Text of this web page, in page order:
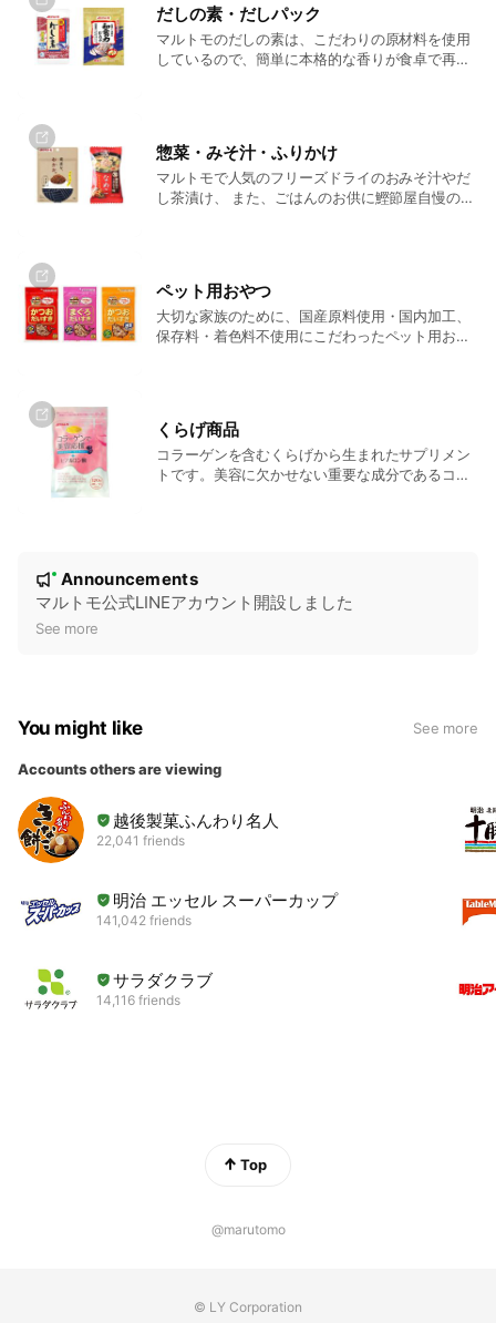
は、1週間で使い切りやすい量に設
計されております。製氷皿1杯分で
フリージングに適しています。
だしの素・だしパック
マルトモのだしの素は、こだわりの原材料を使用
しているので、簡単に本格的な香りが食卓で再現
惣菜・みそ汁・ふりかけ
マルトモで人気のフリーズドライのおみそ汁やだ
し茶漬け、 また、ごはんのお供に鰹節屋自慢のふ
ペット用おやつ
大切な家族のために、国産原料使用・国内加工、
保存料・着色料不使用にこだわったペット用おや
くらげ商品
コラーゲンを含むくらげから生まれたサプリメン
トです。美容に欠かせない重要な成分であるコラ
e
New
Announcements
マルトモ公式LINEアカウント開設しました
See more
You might like See more
Accounts others are viewing
越後製菓ふんわり名人
22,041 friends
明治 エッセル スーパーカップ
141,042 friends
サラダクラブ
14,116 friends
Top
@marutomo
© LY Corporation